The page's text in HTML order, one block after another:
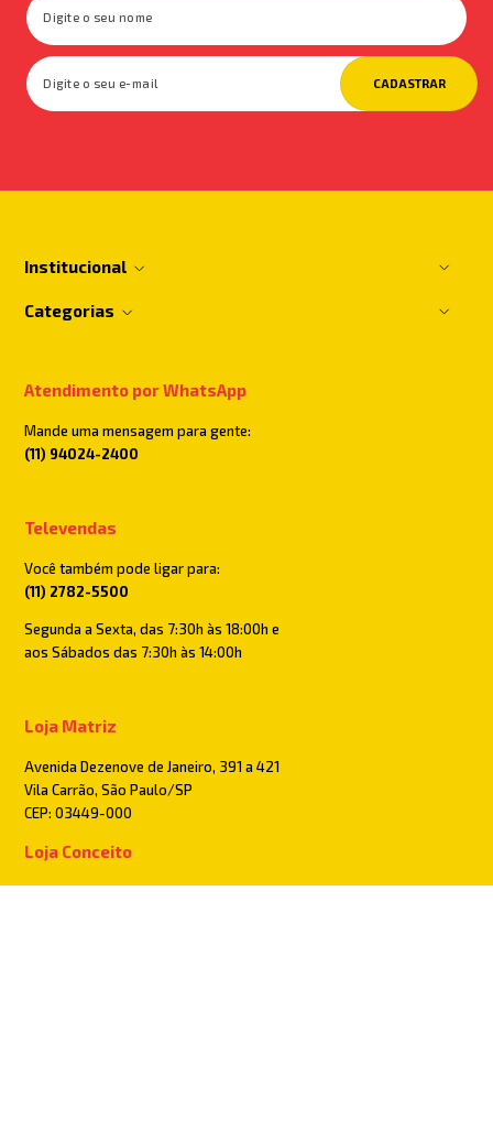
CADASTRAR
Institucional
Categorias
Atendimento por WhatsApp
Mande uma mensagem para gente:
(11) 94024-2400
Televendas
Você também pode ligar para:
(11) 2782-5500
Segunda a Sexta, das 7:30h às 18:00h e
aos Sábados das 7:30h às 14:00h
Loja Matriz
Avenida Dezenove de Janeiro, 391 a 421
Vila Carrão, São Paulo/SP
CEP: 03449-000
Loja Conceito